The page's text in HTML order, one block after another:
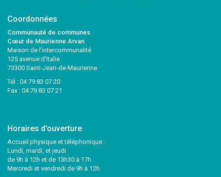
Coordonnées
Communauté de communes
Cœur de Maurienne Arvan
Maison de l’intercommunalité
125 avenue d’Italie
73300 Saint-Jean-de-Maurienne
Tél : 04 79 83 07 20
Fax : 04 79 83 07 21
Horaires d'ouverture
Accueil physique et téléphonique :
Lundi, mardi, et jeudi
de 9h à 12h et de 13h30 à 17h.
Mercredi et vendredi de 9h à 12h.